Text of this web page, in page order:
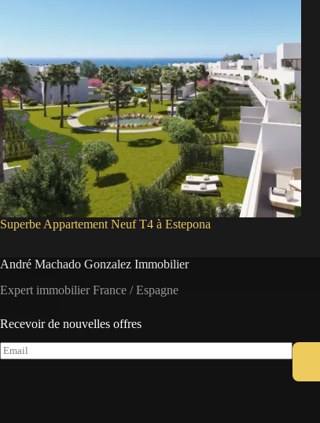
Superbe Appartement Neuf T4 à Estepona
André Machado Gonzalez Immobilier
Expert immobilier France / Espagne
Recevoir de nouvelles offres
E
m